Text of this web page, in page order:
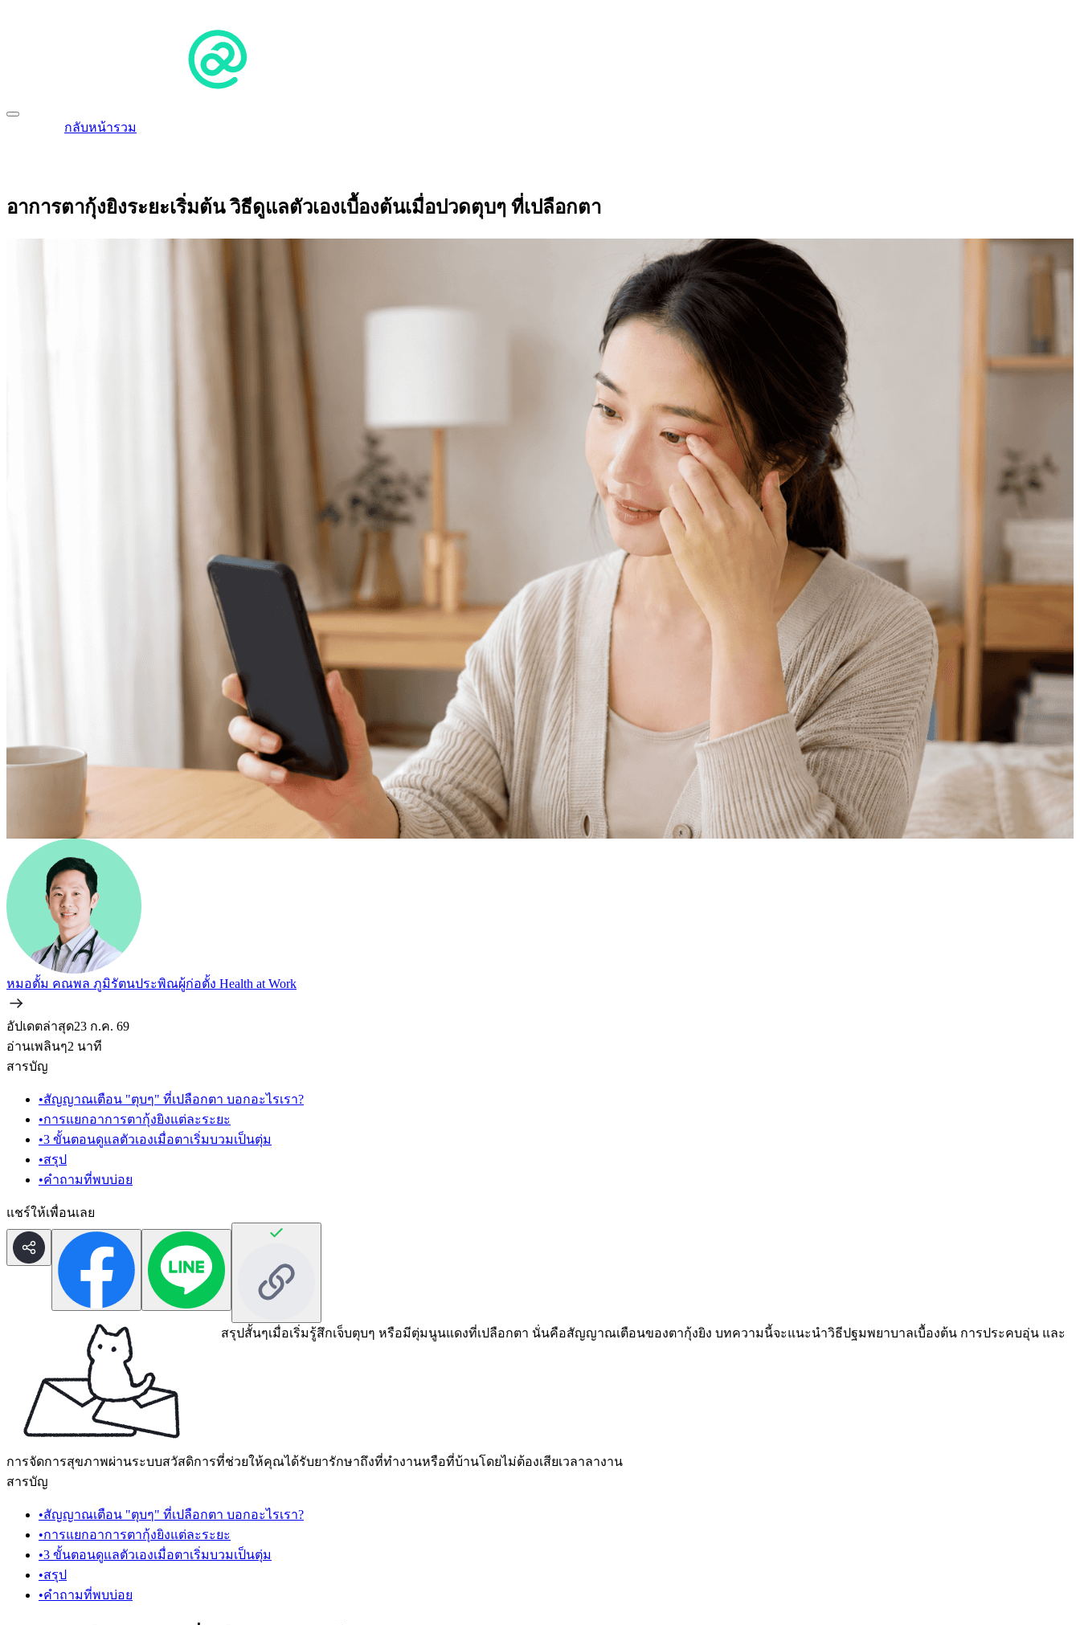
กลับหน้ารวม
อาการตากุ้งยิงระยะเริ่มต้น วิธีดูแลตัวเองเบื้องต้นเมื่อปวดตุบๆ ที่เปลือกตา
หมอตั้ม คณพล ภูมิรัตนประพิณผู้ก่อตั้ง Health at Work
อัปเดตล่าสุด23 ก.ค. 69
อ่านเพลินๆ2 นาที
สารบัญ
•สัญญาณเตือน "ตุบๆ" ที่เปลือกตา บอกอะไรเรา?
•การแยกอาการตากุ้งยิงแต่ละระยะ
•3 ขั้นตอนดูแลตัวเองเมื่อตาเริ่มบวมเป็นตุ่ม
•สรุป
•คำถามที่พบบ่อย
แชร์ให้เพื่อนเลย
สรุปสั้นๆเมื่อเริ่มรู้สึกเจ็บตุบๆ หรือมีตุ่มนูนแดงที่เปลือกตา นั่นคือสัญญาณเตือนของตากุ้งยิง บทความนี้จะแนะนำวิธีปฐมพยาบาลเบื้องต้น การประคบอุ่น และ
การจัดการสุขภาพผ่านระบบสวัสดิการที่ช่วยให้คุณได้รับยารักษาถึงที่ทำงานหรือที่บ้านโดยไม่ต้องเสียเวลาลางาน
สารบัญ
•สัญญาณเตือน "ตุบๆ" ที่เปลือกตา บอกอะไรเรา?
•การแยกอาการตากุ้งยิงแต่ละระยะ
•3 ขั้นตอนดูแลตัวเองเมื่อตาเริ่มบวมเป็นตุ่ม
•สรุป
•คำถามที่พบบ่อย